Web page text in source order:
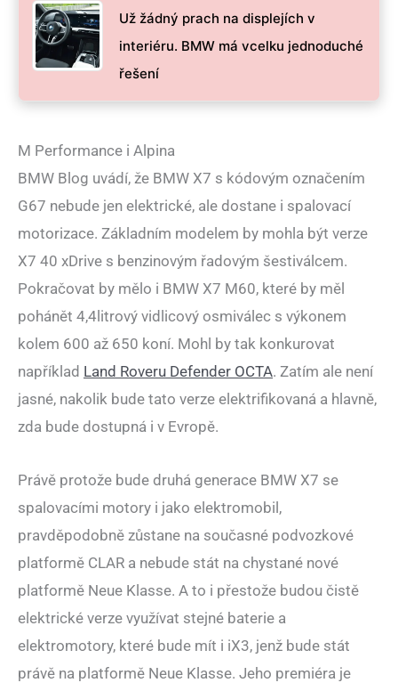
Už žádný prach na displejích v
interiéru. BMW má vcelku jednoduché
řešení
M Performance i Alpina
BMW Blog uvádí, že BMW X7 s kódovým označením
G67 nebude jen elektrické, ale dostane i spalovací
motorizace. Základním modelem by mohla být verze
X7 40 xDrive s benzinovým řadovým šestiválcem.
Pokračovat by mělo i BMW X7 M60, které by měl
pohánět 4,4litrový vidlicový osmiválec s výkonem
kolem 600 až 650 koní. Mohl by tak konkurovat
například Land Roveru Defender OCTA. Zatím ale není
jasné, nakolik bude tato verze elektrifikovaná a hlavně,
zda bude dostupná i v Evropě.
Právě protože bude druhá generace BMW X7 se
spalovacími motory i jako elektromobil,
pravděpodobně zůstane na současné podvozkové
platformě CLAR a nebude stát na chystané nové
platformě Neue Klasse. A to i přestože budou čistě
elektrické verze využívat stejné baterie a
elektromotory, které bude mít i iX3, jenž bude stát
právě na platformě Neue Klasse. Jeho premiéra je